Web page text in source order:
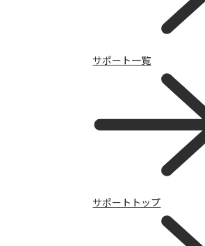
サポート一覧
サポートトップ